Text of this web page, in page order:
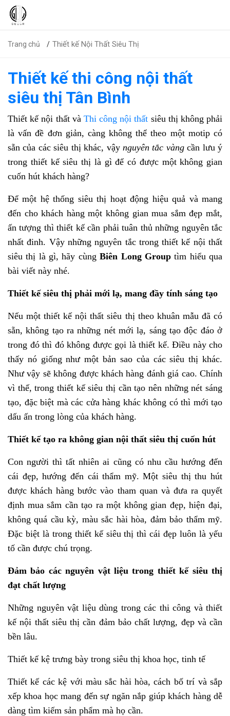
Trang chủ Thiết kế Nội Thất Siêu Thị
Thiết kế thi công nội thất
siêu thị Tân Bình
Thiết kế nội thất và Thi công nội thất siêu thị không phải
là vấn đề đơn giản, càng không thể theo một motip có
sẵn của các siêu thị khác, vậy nguyên tắc vàngcần lưu ý
trong thiết kế siêu thị là gì để có được một không gian
cuốn hút khách hàng?
Để một hệ thống siêu thị hoạt động hiệu quả và mang
đến cho khách hàng một không gian mua sắm đẹp mắt,
ấn tượng thì thiết kế cần phải tuân thủ những nguyên tắc
nhất đinh. Vậy những nguyên tắc trong thiết kế nội thất
siêu thị là gì, hãy cùngBiên Long Grouptìm hiểu qua
bài viết này nhé.
Thiết kế siêu thị phải mới lạ, mang đầy tính sáng tạo
Nếu một thiết kế nội thất siêu thị theo khuân mẫu đã có
sẵn, không tạo ra những nét mới lạ, sáng tạo độc đáo ở
trong đó thì đó không được gọi là thiết kế. Điều này cho
thấy nó giống như một bản sao của các siêu thị khác.
Như vậy sẽ không được khách hàng đánh giá cao. Chính
vì thế, trong thiết kế siêu thị cần tạo nên những nét sáng
tạo, đặc biệt mà các cửa hàng khác không có thì mới tạo
dấu ấn trong lòng của khách hàng.
Thiết kế tạo ra không gian nội thất siêu thị cuốn hút
Con người thì tất nhiên ai cũng có nhu cầu hướng đến
cái đẹp, hướng đến cái thẩm mỹ. Một siêu thị thu hút
được khách hàng bước vào tham quan và đưa ra quyết
định mua sắm cần tạo ra một không gian đẹp, hiện đại,
không quá cầu kỳ, màu sắc hài hòa, đảm bảo thẩm mỹ.
Đặc biệt là trong thiết kế siêu thị thì cái đẹp luôn là yếu
tố cần được chú trọng.
Đảm bảo các nguyên vật liệu trong thiết kế siêu thị
đạt chất lượng
Những nguyên vật liệu dùng trong các thi công và thiết
kế nội thất siêu thị cần đảm bảo chất lượng, đẹp và cần
bền lâu.
Thiết kế kệ trưng bày trong siêu thị khoa học, tinh tế
Thiết kế các kệ với màu sắc hài hòa, cách bố trí và sắp
xếp khoa học mang đến sự ngăn nắp giúp khách hàng dễ
dàng tìm kiếm sản phẩm mà họ cần.